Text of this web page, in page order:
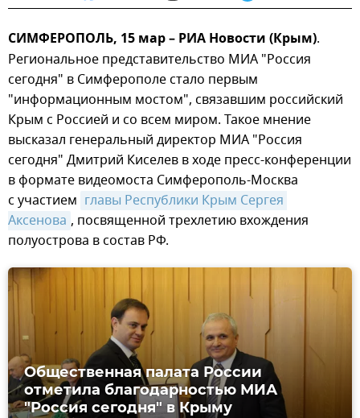
СИМФЕРОПОЛЬ, 15 мар – РИА Новости (Крым).
Региональное представительство МИА "Россия
сегодня" в Симферополе стало первым
"информационным мостом", связавшим российский
Крым с Россией и со всем миром. Такое мнение
высказал генеральный директор МИА "Россия
сегодня" Дмитрий Киселев в ходе пресс-конференции
в формате видеомоста Симферополь-Москва
с участием главы Республики Крым Сергея
Аксенова , посвященной трехлетию вхождения
полуострова в состав РФ.
Общественная палата России
отметила благодарностью МИА
"Россия сегодня" в Крыму